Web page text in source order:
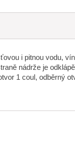
i pitnou vodu,
nádrže je
1 coul, odběrný